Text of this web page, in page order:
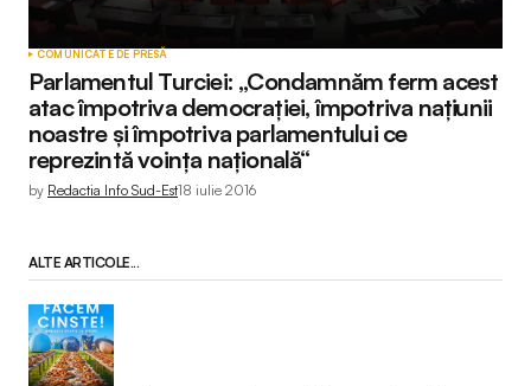
COMUNICATE DE PRESĂ
Parlamentul Turciei: „Condamnăm ferm acest
atac împotriva democrației, împotriva națiunii
noastre și împotriva parlamentului ce
reprezintă voința națională“
by Redactia Info Sud-Est18 iulie 2016
ALTE ARTICOLE...